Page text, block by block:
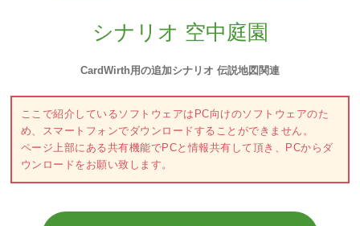
シナリオ 空中庭園
CardWirth用の追加シナリオ 伝説地図関連
ここで紹介しているソフトウェアはPC向けのソフトウェアのた
め、スマートフォンでダウンロードすることができません。
ページ上部にある共有機能でPCと情報共有して頂き、PCからダ
ウンロードをお願い致します。